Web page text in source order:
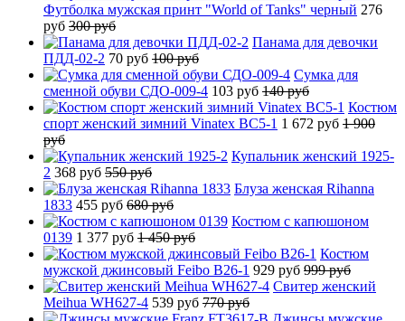
Футболка мужская принт "World of Tanks" черный 276
руб 300 руб
Панама для девочки
ПДД-02-2 70 руб 100 руб
Сумка для
сменной обуви СДО-009-4 103 руб 140 руб
Костюм
спорт женский зимний Vinatex BC5-1 1 672 руб 1 900
руб
Купальник женский 1925-
2 368 руб 550 руб
Блуза женская Rihanna
1833 455 руб 680 руб
Костюм с капюшоном
0139 1 377 руб 1 450 руб
Костюм
мужской джинсовый Feibo B26-1 929 руб 999 руб
Свитер женский
Meihua WH627-4 539 руб 770 руб